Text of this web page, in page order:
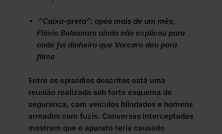
“Caixa-preta”: após mais de um mês,
Flávio Bolsonaro ainda não explicou para
onde foi dinheiro que Vorcaro deu para
filme
Entre os episódios descritos está uma
reunião realizada sob forte esquema de
segurança, com veículos blindados e homens
armados com fuzis. Conversas interceptadas
mostram que o aparato teria causado